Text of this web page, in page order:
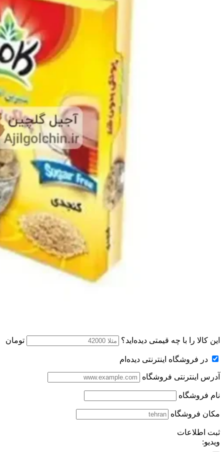
این کالا را با چه قیمتی دیده‌اید؟ تومان
در فروشگاه اینترنتی دیده‌ام
آدرس اینترنتی فروشگاه
نام فروشگاه
مکان فروشگاه
ثبت اطلاعات
ویدیو: